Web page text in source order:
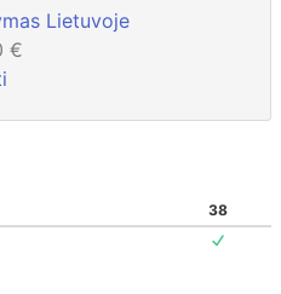
Lietuvoje
€
38